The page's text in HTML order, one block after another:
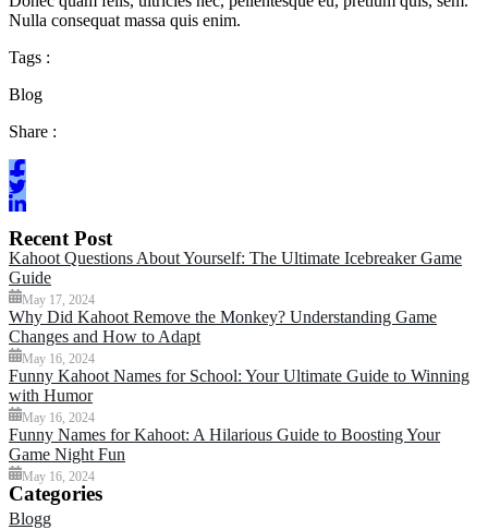
Nulla consequat massa quis enim.
Tags :
Blog
Share :
Recent Post
Kahoot Questions About Yourself: The Ultimate Icebreaker Game
Guide
May 17, 2024
Why Did Kahoot Remove the Monkey? Understanding Game
Changes and How to Adapt
May 16, 2024
Funny Kahoot Names for School: Your Ultimate Guide to Winning
with Humor
May 16, 2024
Funny Names for Kahoot: A Hilarious Guide to Boosting Your
Game Night Fun
May 16, 2024
Categories
Blogg